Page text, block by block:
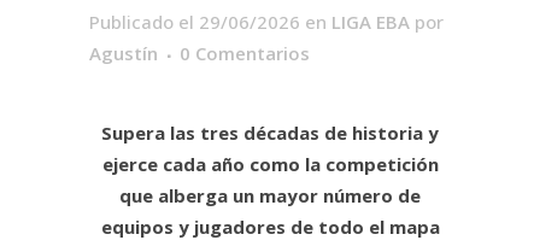
Publicado el 29/06/2026 en LIGA EBA por
Agustín
0 Comentarios
Supera las tres décadas de historia y
ejerce cada año como la competición
que alberga un mayor número de
equipos y jugadores de todo el mapa